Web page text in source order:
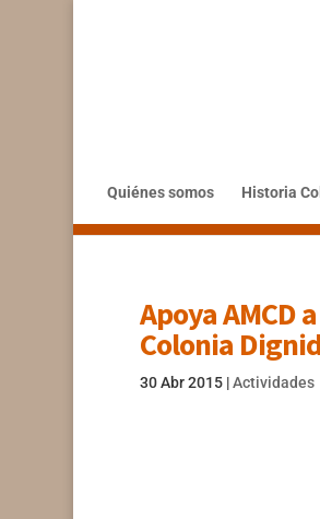
Quiénes somos Historia
Apoya AMCD
Colonia
30 Abr 2015|Actividades